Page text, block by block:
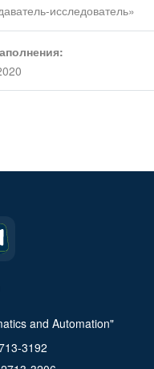
исследователь»
and Automation"
3192